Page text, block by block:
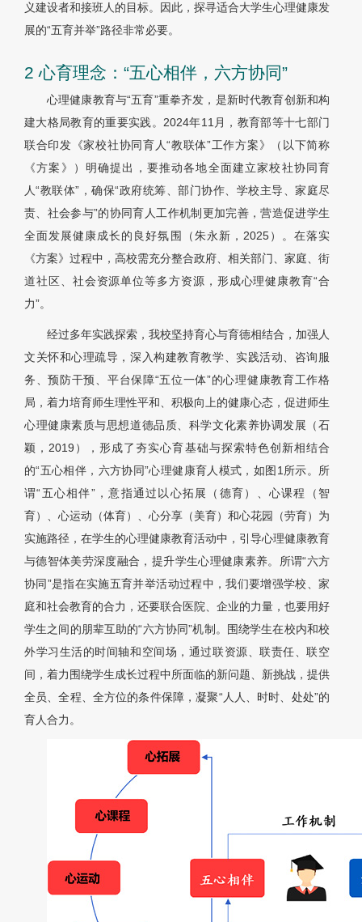
义建设者和接班人的目标。因此，探寻适合大学生心理健康发
展的“五育并举”路径非常必要。
2 心育理念：“五心相伴，六方协同”
心理健康教育与“五育”重拳齐发，是新时代教育创新和构
建大格局教育的重要实践。2024年11月，教育部等十七部门
联合印发《家校社协同育人“教联体”工作方案》（以下简称
《方案》）明确提出，要推动各地全面建立家校社协同育
人“教联体”，确保“政府统筹、部门协作、学校主导、家庭尽
责、社会参与”的协同育人工作机制更加完善，营造促进学生
全面发展健康成长的良好氛围（朱永新，2025）。在落实
《方案》过程中，高校需充分整合政府、相关部门、家庭、街
道社区、社会资源单位等多方资源，形成心理健康教育“合
力”。
经过多年实践探索，我校坚持育心与育德相结合，加强人
文关怀和心理疏导，深入构建教育教学、实践活动、咨询服
务、预防干预、平台保障“五位一体”的心理健康教育工作格
局，着力培育师生理性平和、积极向上的健康心态，促进师生
心理健康素质与思想道德品质、科学文化素养协调发展（石
颖，2019），形成了夯实心育基础与探索特色创新相结合
的“五心相伴，六方协同”心理健康育人模式，如图1所示。所
谓“五心相伴”，意指通过以心拓展（德育）、心课程（智
育）、心运动（体育）、心分享（美育）和心花园（劳育）为
实施路径，在学生的心理健康教育活动中，引导心理健康教育
与德智体美劳深度融合，提升学生心理健康素养。所谓“六方
协同”是指在实施五育并举活动过程中，我们要增强学校、家
庭和社会教育的合力，还要联合医院、企业的力量，也要用好
学生之间的朋辈互助的“六方协同”机制。围绕学生在校内和校
外学习生活的时间轴和空间场，通过联资源、联责任、联空
间，着力围绕学生成长过程中所面临的新问题、新挑战，提供
全员、全程、全方位的条件保障，凝聚“人人、时时、处处”的
育人合力。